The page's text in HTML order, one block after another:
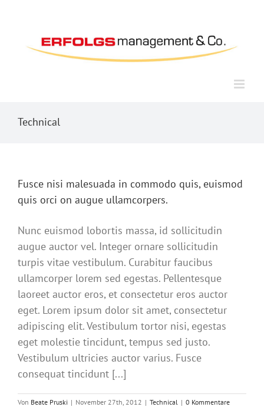
Technical
Fusce nisi malesuada in commodo quis, euismod
quis orci on augue ullamcorpers.
Nunc euismod lobortis massa, id sollicitudin
augue auctor vel. Integer ornare sollicitudin
turpis vitae vestibulum. Curabitur faucibus
ullamcorper lorem sed egestas. Pellentesque
laoreet auctor eros, et consectetur eros auctor
eget. Lorem ipsum dolor sit amet, consectetur
adipiscing elit. Vestibulum tortor nisi, egestas
eget molestie tincidunt, tempus sed justo.
Vestibulum ultricies auctor varius. Fusce
consequat tincidunt [...]
Von Beate Pruski | November 27th, 2012 | Technical | 0 Kommentare